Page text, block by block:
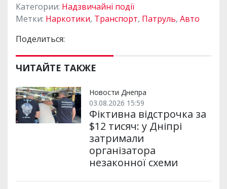
Категории: Надзвичайні події
Метки: Наркотики, Транспорт, Патруль, Авто
Поделиться:
ЧИТАЙТЕ ТАКЖЕ
Новости Днепра
03.08.2026 15:59
Фіктивна відстрочка за
$12 тисяч: у Дніпрі
затримали
організатора
незаконної схеми